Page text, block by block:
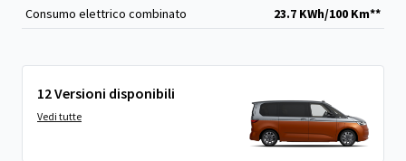
Consumo elettrico combinato
23.7 KWh/100 Km**
12 Versioni disponibili
Vedi tutte